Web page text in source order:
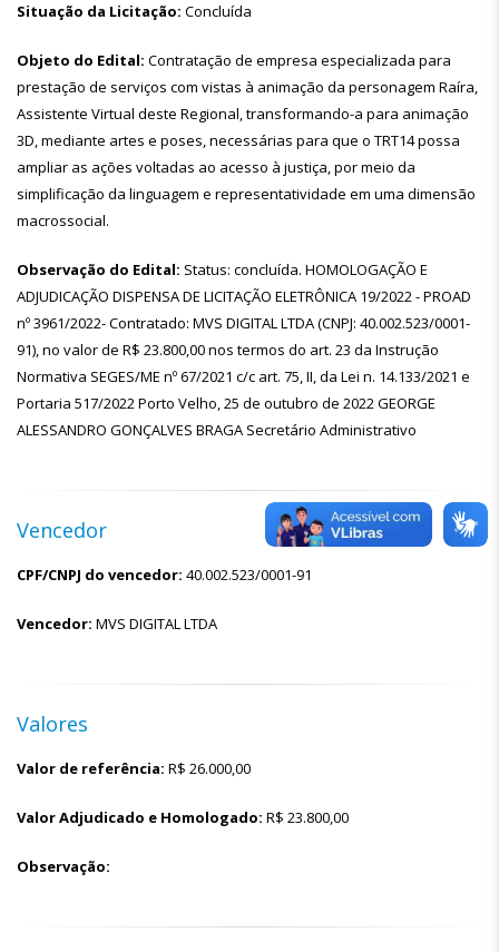
Situação da Licitação: Concluída
Objeto do Edital: Contratação de empresa especializada para
prestação de serviços com vistas à animação da personagem Raíra,
Assistente Virtual deste Regional, transformando-a para animação
3D, mediante artes e poses, necessárias para que o TRT14 possa
ampliar as ações voltadas ao acesso à justiça, por meio da
simplificação da linguagem e representatividade em uma dimensão
macrossocial.
Observação do Edital: Status: concluída. HOMOLOGAÇÃO E
ADJUDICAÇÃO DISPENSA DE LICITAÇÃO ELETRÔNICA 19/2022 - PROAD
nº 3961/2022- Contratado: MVS DIGITAL LTDA (CNPJ: 40.002.523/0001-
91), no valor de R$ 23.800,00 nos termos do art. 23 da Instrução
Normativa SEGES/ME nº 67/2021 c/c art. 75, II, da Lei n. 14.133/2021 e
Portaria 517/2022 Porto Velho, 25 de outubro de 2022 GEORGE
ALESSANDRO GONÇALVES BRAGA Secretário Administrativo
Vencedor
CPF/CNPJ do vencedor: 40.002.523/0001-91
Vencedor: MVS DIGITAL LTDA
Valores
Valor de referência: R$ 26.000,00
Valor Adjudicado e Homologado: R$ 23.800,00
Observação: